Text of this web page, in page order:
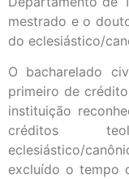
mestrado e o
do eclesiástico/
O bacharelado
primeiro de
instituição
créditos
eclesiástico/
excluído o tempo